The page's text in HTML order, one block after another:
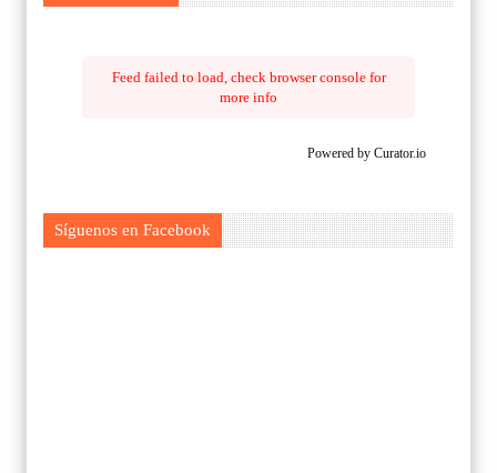
Feed failed to load, check browser console for
more info
Powered by Curator.io
Síguenos en Facebook